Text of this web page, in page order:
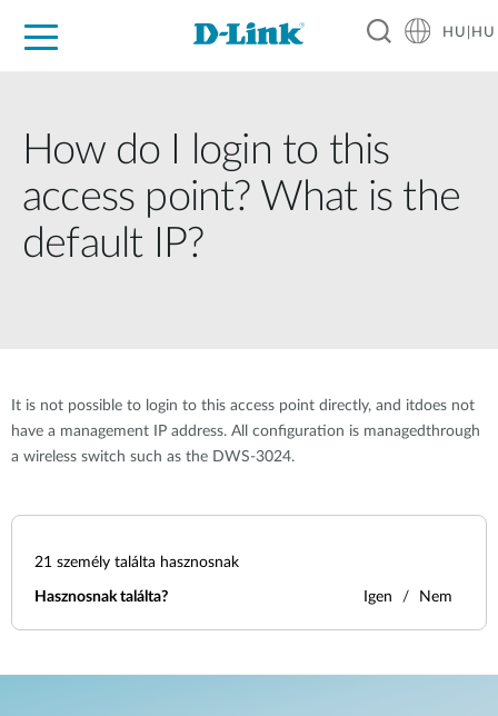
HU|HU
How do I login to this
access point? What is the
default IP?
It is not possible to login to this access point directly, and itdoes not
have a management IP address. All configuration is managedthrough
a wireless switch such as the DWS-3024.
21 személy találta hasznosnak
Hasznosnak találta? Igen Nem